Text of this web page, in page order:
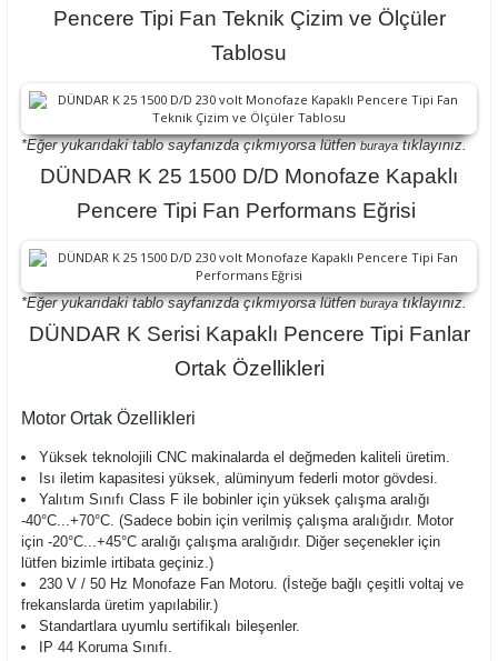
Pencere Tipi Fan Teknik Çizim ve Ölçüler
Tablosu
*Eğer yukarıdaki tablo sayfanızda çıkmıyorsa lütfenburayatıklayınız.
DÜNDAR K 25 1500 D/D Monofaze Kapaklı
Pencere Tipi Fan Performans Eğrisi
*Eğer yukarıdaki tablo sayfanızda çıkmıyorsa lütfenburayatıklayınız.
DÜNDAR K Serisi Kapaklı Pencere Tipi Fanlar
Ortak Özellikleri
Motor Ortak Özellikleri
Yüksek teknolojili CNC makinalarda el değmeden kaliteli üretim.
Isı iletim kapasitesi yüksek, alüminyum federli motor gövdesi.
Yalıtım Sınıfı Class F ile bobinler için yüksek çalışma aralığı
-40°C...+70°C. (Sadece bobin için verilmiş çalışma aralığıdır. Motor
için -20°C...+45°C aralığı çalışma aralığıdır. Diğer seçenekler için
lütfen bizimle irtibata geçiniz.)
230 V / 50 Hz Monofaze Fan Motoru. (İsteğe bağlı çeşitli voltaj ve
frekanslarda üretim yapılabilir.)
Standartlara uyumlu sertifikalı bileşenler.
IP 44 Koruma Sınıfı.